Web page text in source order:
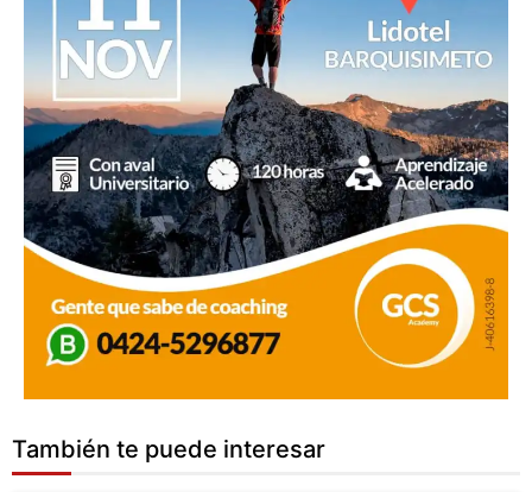
También te puede interesar